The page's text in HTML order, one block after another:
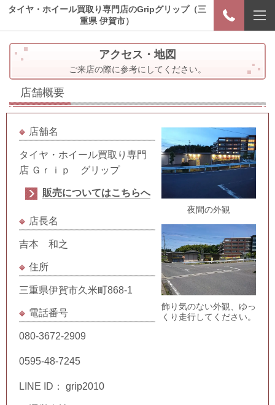
タイヤ・ホイール買取り専門店のGripグリップ（三
重県 伊賀市）
アクセス・地図
ご来店の際に参考にしてください。
店舗概要
夜間の外観
飾り気のない外観、ゆっ
くり走行してください。
店舗名
タイヤ・ホイール買取り専門
店 Ｇｒｉｐ グリップ
販売についてはこちらへ
店長名
吉本 和之
住所
三重県伊賀市久米町868-1
電話番号
080-3672-2909
0595-48-7245
LINE ID： grip2010